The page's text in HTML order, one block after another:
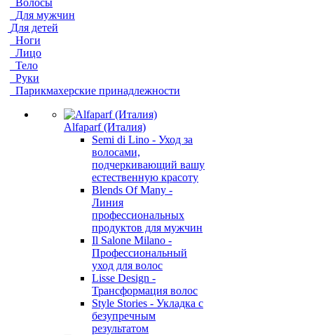
Волосы
Для мужчин
Для детей
Ноги
Лицо
Тело
Руки
Парикмахерские принадлежности
Alfaparf (Италия)
Semi di Lino - Уход за
волосами,
подчеркивающий вашу
естественную красоту
Blends Of Many -
Линия
профессиональных
продуктов для мужчин
Il Salone Milano -
Профессиональный
уход для волос
Lisse Design -
Трансформация волос
Style Stories - Укладка с
безупречным
результатом